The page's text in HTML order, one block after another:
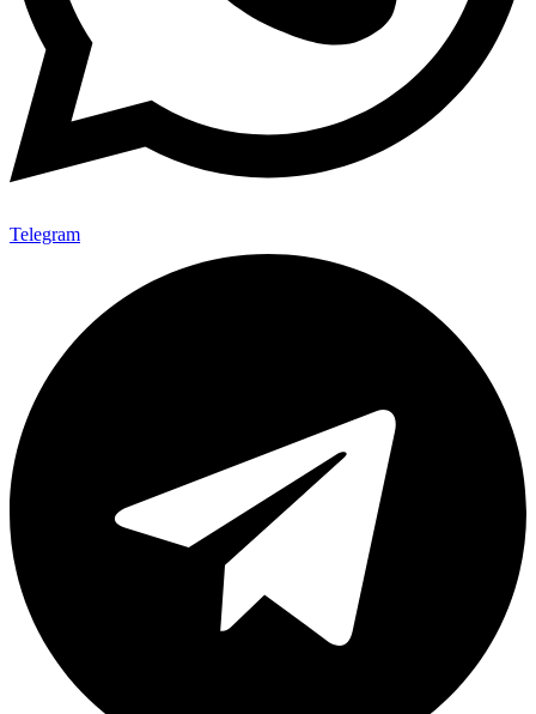
Telegram